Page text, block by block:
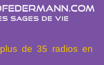
de 35 radios en